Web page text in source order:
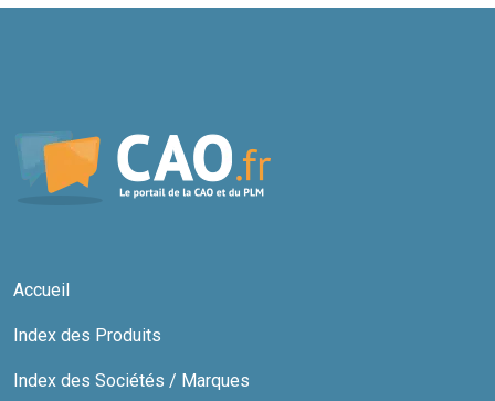
Accueil
Index des Produits
Index des Sociétés / Marques